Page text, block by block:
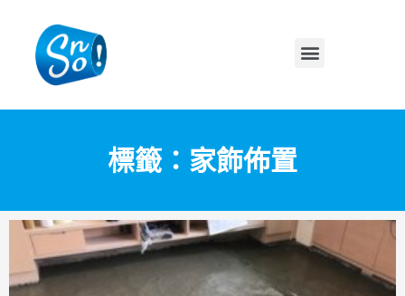
標籤：家飾佈置